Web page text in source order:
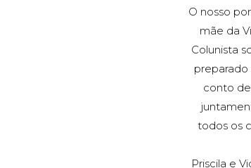
O nosso
mãe da
Colunista
conto
todos os
Priscila e